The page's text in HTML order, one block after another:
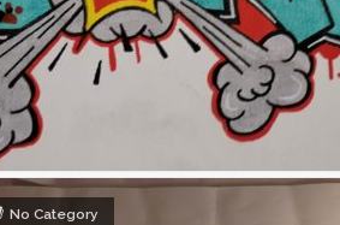
No Category